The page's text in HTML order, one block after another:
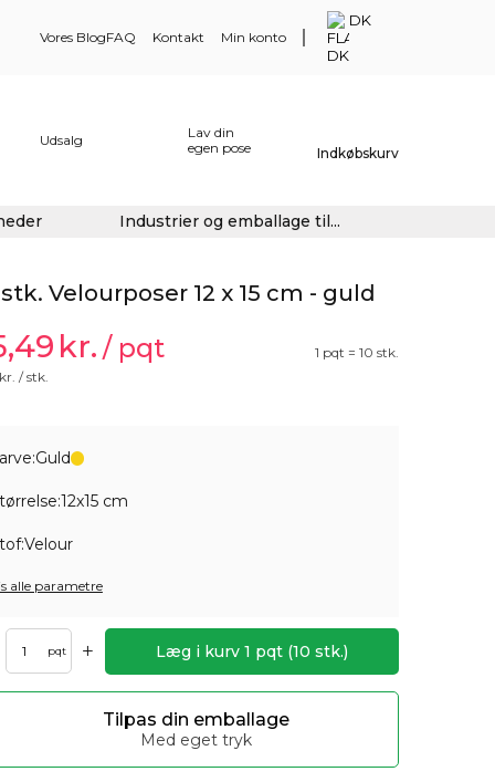
Vores BlogFAQ Kontakt Min konto
DK
Udsalg
Lav din
egen pose
Indkøbskurv
Industrier og emballage til...
stk. Velourposer 12 x 15 cm - guld
kr. / pqt
1 pqt = 10 stk.
/ stk.
Guld
12x15 cm
Velour
alle parametre
pqt + Læg i kurv 1 pqt (10 stk.)
Tilpas din emballage
Med eget tryk